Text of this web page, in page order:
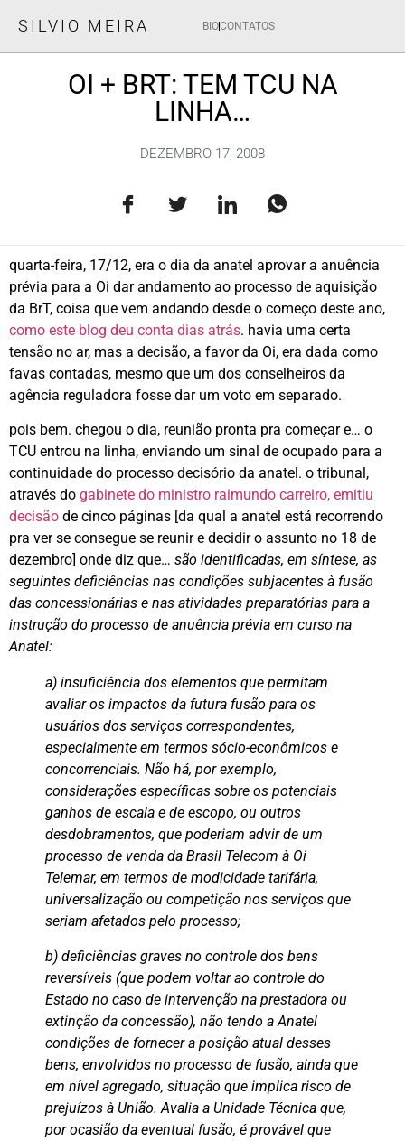
SILVIO MEIRA BIOCONTATOS
OI + BRT: TEM TCU NA
LINHA…
DEZEMBRO 17, 2008
quarta-feira, 17/12, era o dia da anatel aprovar a anuência
prévia para a Oi dar andamento ao processo de aquisição
da BrT, coisa que vem andando desde o começo deste ano,
como este blog deu conta dias atrás. havia uma certa
tensão no ar, mas a decisão, a favor da Oi, era dada como
favas contadas, mesmo que um dos conselheiros da
agência reguladora fosse dar um voto em separado.
pois bem. chegou o dia, reunião pronta pra começar e… o
TCU entrou na linha, enviando um sinal de ocupado para a
continuidade do processo decisório da anatel. o tribunal,
através do gabinete do ministro raimundo carreiro, emitiu
decisão de cinco páginas [da qual a anatel está recorrendo
pra ver se consegue se reunir e decidir o assunto no 18 de
dezembro] onde diz que… são identificadas, em síntese, as
seguintes deficiências nas condições subjacentes à fusão
das concessionárias e nas atividades preparatórias para a
instrução do processo de anuência prévia em curso na
Anatel:
a) insuficiência dos elementos que permitam
avaliar os impactos da futura fusão para os
usuários dos serviços correspondentes,
especialmente em termos sócio-econômicos e
concorrenciais. Não há, por exemplo,
considerações específicas sobre os potenciais
ganhos de escala e de escopo, ou outros
desdobramentos, que poderiam advir de um
processo de venda da Brasil Telecom à Oi
Telemar, em termos de modicidade tarifária,
universalização ou competição nos serviços que
seriam afetados pelo processo;
b) deficiências graves no controle dos bens
reversíveis (que podem voltar ao controle do
Estado no caso de intervenção na prestadora ou
extinção da concessão), não tendo a Anatel
condições de fornecer a posição atual desses
bens, envolvidos no processo de fusão, ainda que
em nível agregado, situação que implica risco de
prejuízos à União. Avalia a Unidade Técnica que,
por ocasião da eventual fusão, é provável que